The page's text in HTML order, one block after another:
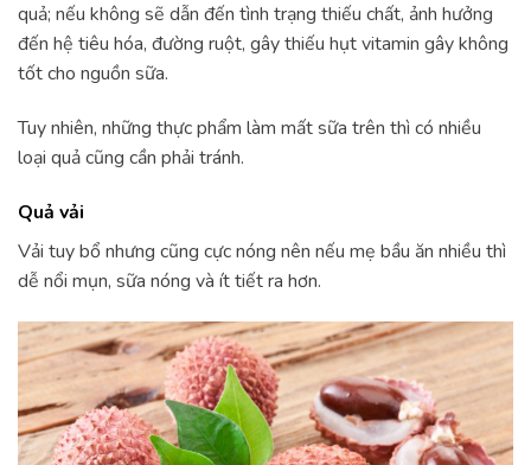
quả; nếu không sẽ dẫn đến tình trạng thiếu chất, ảnh hưởng
đến hệ tiêu hóa, đường ruột, gây thiếu hụt vitamin gây không
tốt cho nguồn sữa.
Tuy nhiên, những thực phẩm làm mất sữa trên thì có nhiều
loại quả cũng cần phải tránh.
Quả vải
Vải tuy bổ nhưng cũng cực nóng nên nếu mẹ bầu ăn nhiều thì
dễ nổi mụn, sữa nóng và ít tiết ra hơn.